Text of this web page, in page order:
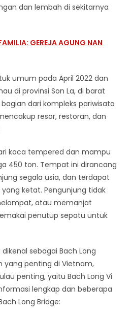
dan lembah di sekitarnya
GEREJA AGUNG NAN
umum pada April 2022 dan
di provinsi Son La, di barat
dari kompleks pariwisata
resor, restoran, dan
kaca tempered dan mampu
450 ton. Tempat ini dirancang
segala usia, dan terdapat
ketat. Pengunjung tidak
atau memanjat
penutup sepatu untuk
sebagai Bach Long
yang penting di Vietnam,
penting, yaitu Bach Long Vi
lengkap dan beberapa
Long Bridge: